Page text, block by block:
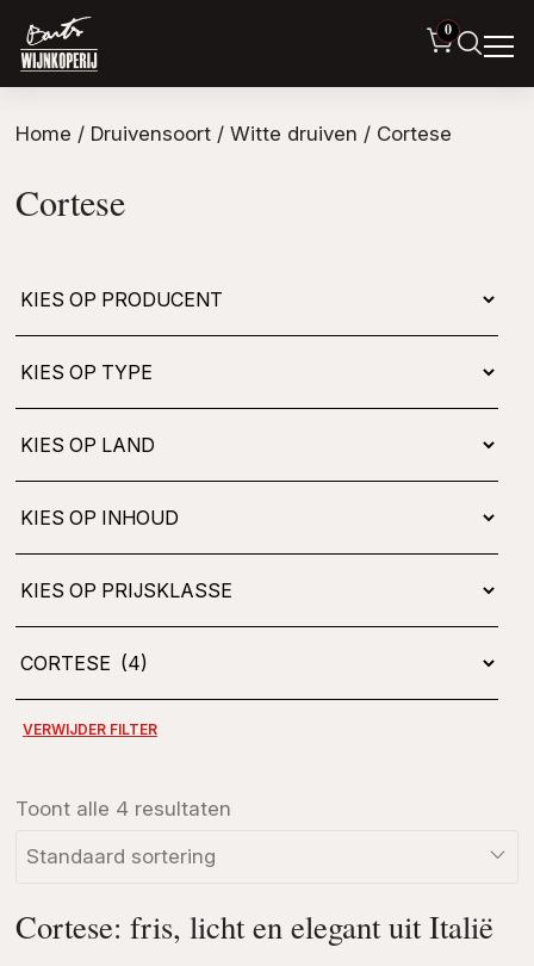
0
Home / Druivensoort / Witte druiven / Cortese
Cortese
Kies
Toont alle 4 resultaten
Cortese: fris, licht en elegant uit Italië